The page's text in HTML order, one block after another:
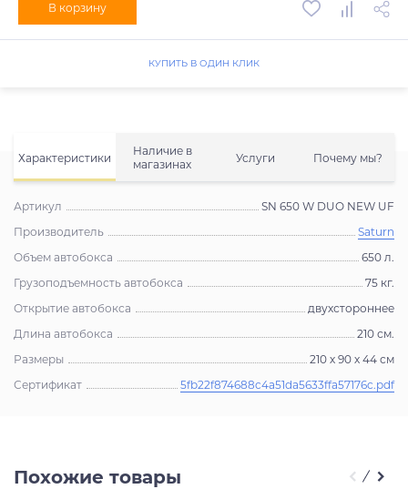
Характеристики
Наличие в
магазинах
Услуги Почему мы?
Артикул
SN 650 W DUO NEW UF
Производитель
Saturn
Объем автобокса
650 л.
Грузоподъемность автобокса
75 кг.
Открытие автобокса
двухстороннее
Длина автобокса
210 см.
Размеры
210 х 90 х 44 см
Сертификат
5fb22f874688c4a51da5633ffa57176c.pdf
В корзину
КУПИТЬ В ОДИН КЛИК
Похожие товары